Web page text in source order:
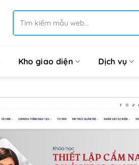
kiếm:
Kho giao diện Dịch vụ